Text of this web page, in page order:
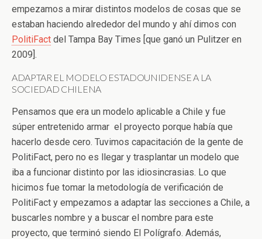
empezamos a mirar distintos modelos de cosas que se
estaban haciendo alrededor del mundo y ahí dimos con
PolitiFact del Tampa Bay Times [que ganó un Pulitzer en
2009].
ADAPTAR EL MODELO ESTADOUNIDENSE A LA
SOCIEDAD CHILENA
Pensamos que era un modelo aplicable a Chile y fue
súper entretenido armar el proyecto porque había que
hacerlo desde cero. Tuvimos capacitación de la gente de
PolitiFact, pero no es llegar y trasplantar un modelo que
iba a funcionar distinto por las idiosincrasias. Lo que
hicimos fue tomar la metodología de verificación de
PolitiFact y empezamos a adaptar las secciones a Chile, a
buscarles nombre y a buscar el nombre para este
proyecto, que terminó siendo El Polígrafo. Además,